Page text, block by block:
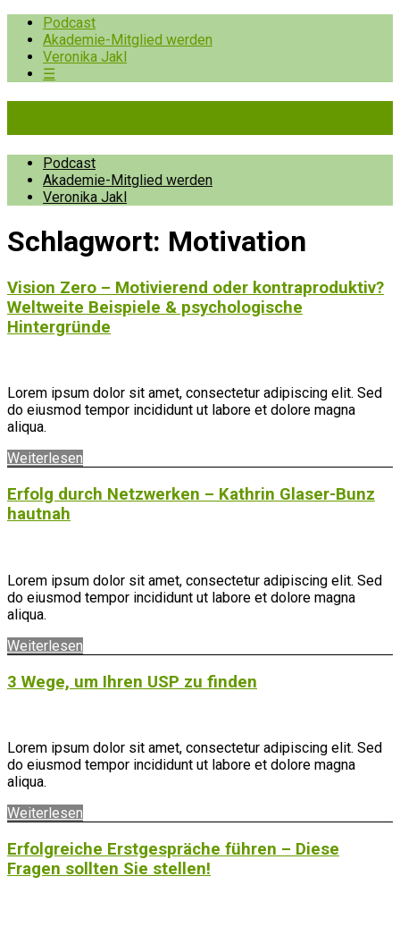
Podcast
Akademie-Mitglied werden
Veronika Jakl
☰
Podcast
Akademie-Mitglied werden
Veronika Jakl
Schlagwort: Motivation
Vision Zero – Motivierend oder kontraproduktiv?
Weltweite Beispiele & psychologische
Hintergründe
Lorem ipsum dolor sit amet, consectetur adipiscing elit. Sed
do eiusmod tempor incididunt ut labore et dolore magna
aliqua.
Weiterlesen
Erfolg durch Netzwerken – Kathrin Glaser-Bunz
hautnah
Lorem ipsum dolor sit amet, consectetur adipiscing elit. Sed
do eiusmod tempor incididunt ut labore et dolore magna
aliqua.
Weiterlesen
3 Wege, um Ihren USP zu finden
Lorem ipsum dolor sit amet, consectetur adipiscing elit. Sed
do eiusmod tempor incididunt ut labore et dolore magna
aliqua.
Weiterlesen
Erfolgreiche Erstgespräche führen – Diese
Fragen sollten Sie stellen!